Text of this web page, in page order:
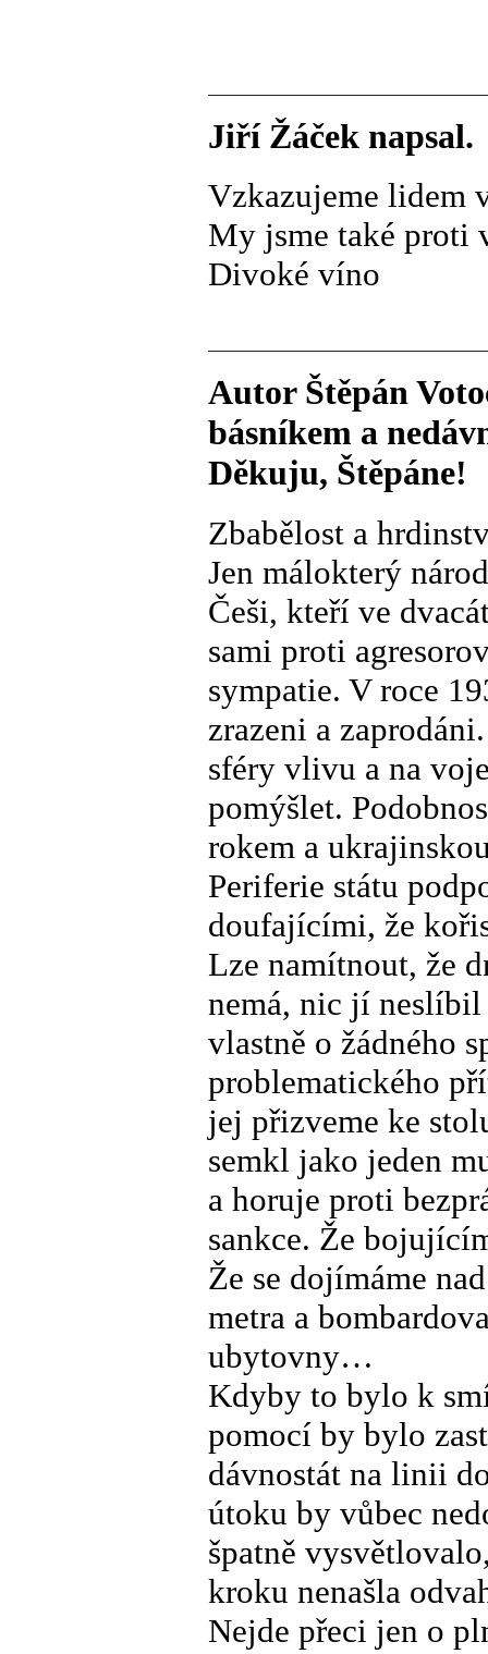
Jiří Žáček napsal.
Vzkazujeme lidem
My jsme také proti
Divoké víno
Autor Štěpán
básníkem a
Děkuju, Štěpáne!
Zbabělost a
Jen málokterý
Češi, kteří ve
sami proti
sympatie. V roce
zrazeni a
sféry vlivu a na
pomýšlet.
rokem a
Periferie státu
doufajícími, že
Lze namítnout, že
nemá, nic jí neslíbil
vlastně o žádného
problematického
jej přizveme ke
semkl jako jeden
a horuje proti
sankce. Že
Že se dojímáme
metra a
ubytovny…
Kdyby to bylo k
pomocí by bylo
dávnostát na linii
útoku by vůbec
špatně
kroku nenašla
Nejde přeci jen o